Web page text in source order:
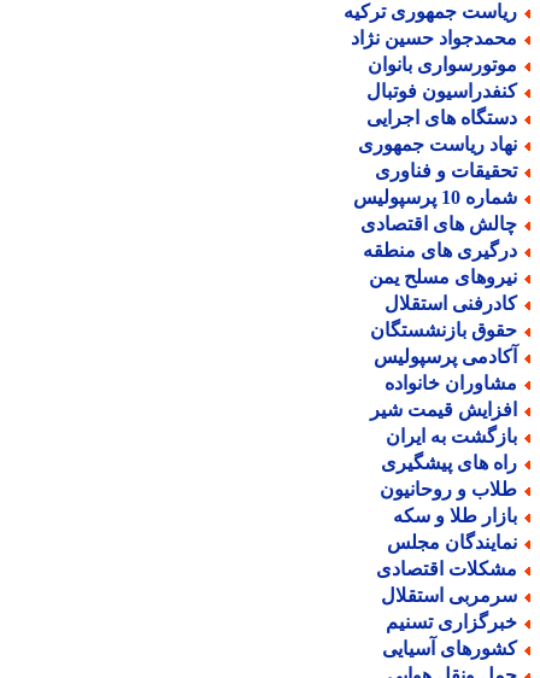
جمهوری ترکیه
حسین نژاد
بانوان
فوتبال
های اجرایی
ریاست جمهوری
و فناوری
10 پرسپولیس
های اقتصادی
های منطقه
مسلح یمن
استقلال
بازنشستگان
پرسپولیس
خانواده
قیمت شیر
به ایران
های پیشگیری
و روحانیون
طلا و سکه
مجلس
اقتصادی
استقلال
تسنیم
آسیایی